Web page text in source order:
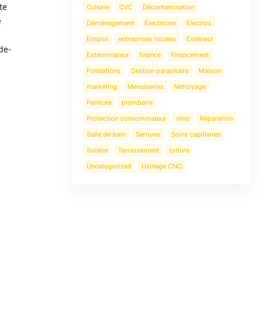
Cuisine
CVC
Décontamination
Déménagement
Électricien
Electros
Emploi
entreprises locales
Extérieur
Exterminateur
finance
Financement
Fondations
Gestion parasitaire
Maison
marketing
Menuiseries
Nettoyage
Peinture
plomberie
Protection consommateur
réno
Réparation
Salle de bain
Serrures
Soins capillaires
Solaire
Terrassement
toiture
Uncategorized
Usinage CNC